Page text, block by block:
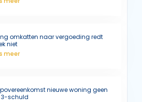
omkatten naar vergoeding redt
niet
meer
nieuwe woning geen
3-schuld